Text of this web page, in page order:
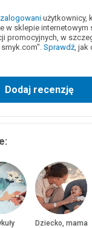
zalogowani użytkownicy,
w sklepie internetowym
promocyjnych, w
Sprawdź, jak
Dodaj recenzję
Dziecko, mama